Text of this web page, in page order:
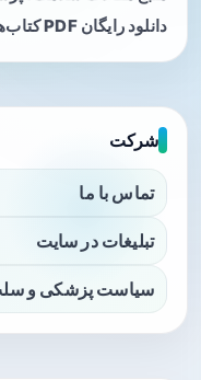
دانلود رایگان PDF کتاب‌های پزشکی.
شرکت
تماس با ما
تبلیغات در سایت
سیاست پزشکی و